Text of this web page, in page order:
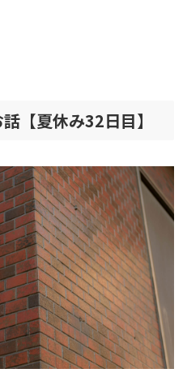
【夏休み32日目】